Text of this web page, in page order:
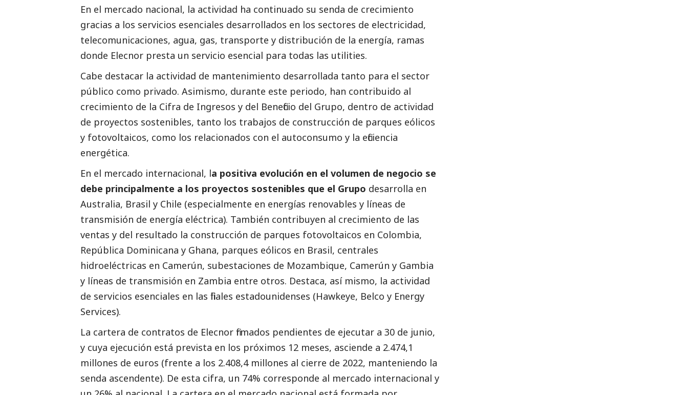
En el mercado nacional, la actividad ha continuado su senda de crecimiento
gracias a los servicios esenciales desarrollados en los sectores de electricidad,
telecomunicaciones, agua, gas, transporte y distribución de la energía, ramas
donde Elecnor presta un servicio esencial para todas las utilities.
Cabe destacar la actividad de mantenimiento desarrollada tanto para el sector
público como privado. Asimismo, durante este periodo, han contribuido al
crecimiento de la Cifra de Ingresos y del Beneficio del Grupo, dentro de actividad
de proyectos sostenibles, tanto los trabajos de construcción de parques eólicos
y fotovoltaicos, como los relacionados con el autoconsumo y la eficiencia
energética.
En el mercado internacional, la positiva evolución en el volumen de negocio se
debe principalmente a los proyectos sostenibles que el Grupo desarrolla en
Australia, Brasil y Chile (especialmente en energías renovables y líneas de
transmisión de energía eléctrica). También contribuyen al crecimiento de las
ventas y del resultado la construcción de parques fotovoltaicos en Colombia,
República Dominicana y Ghana, parques eólicos en Brasil, centrales
hidroeléctricas en Camerún, subestaciones de Mozambique, Camerún y Gambia
y líneas de transmisión en Zambia entre otros. Destaca, así mismo, la actividad
de servicios esenciales en las filiales estadounidenses (Hawkeye, Belco y Energy
Services).
La cartera de contratos de Elecnor firmados pendientes de ejecutar a 30 de junio,
y cuya ejecución está prevista en los próximos 12 meses, asciende a 2.474,1
millones de euros (frente a los 2.408,4 millones al cierre de 2022, manteniendo la
senda ascendente). De esta cifra, un 74% corresponde al mercado internacional y